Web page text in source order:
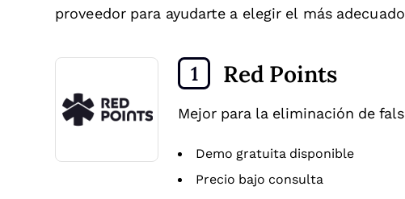
proveedor para ayudarte a elegir el más
1 Red Points
Mejor para la eliminación de
Demo gratuita disponible
Precio bajo consulta